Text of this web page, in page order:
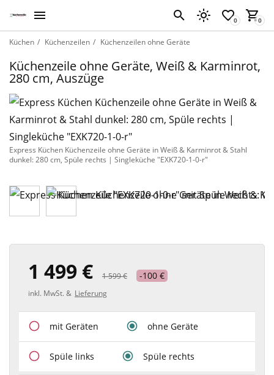
Küchen Küchenzeilen Küchenzeilen ohne Geräte
Küchenzeile ohne Geräte, Weiß & Karminrot,
280 cm, Auszüge
Express Küchen Küchenzeile ohne Geräte in Weiß & Karminrot & Stahl
dunkel: 280 cm, Spüle rechts | Singleküche "EXK720-1-0-r"
1 499 € 1 599 € -100 €
inkl. MwSt. & Lieferung
mit Geräten ohne Geräte
Spüle links Spüle rechts